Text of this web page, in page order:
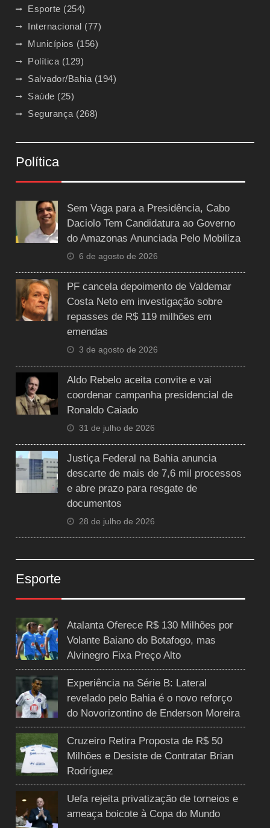
Esporte (254)
Internacional (77)
Municípios (156)
Política (129)
Salvador/Bahia (194)
Saúde (25)
Segurança (268)
Política
Sem Vaga para a Presidência, Cabo
Daciolo Tem Candidatura ao Governo
do Amazonas Anunciada Pelo Mobiliza
6 de agosto de 2026
PF cancela depoimento de Valdemar
Costa Neto em investigação sobre
repasses de R$ 119 milhões em
emendas
3 de agosto de 2026
Aldo Rebelo aceita convite e vai
coordenar campanha presidencial de
Ronaldo Caiado
31 de julho de 2026
Justiça Federal na Bahia anuncia
descarte de mais de 7,6 mil processos
e abre prazo para resgate de
documentos
28 de julho de 2026
Esporte
Atalanta Oferece R$ 130 Milhões por
Volante Baiano do Botafogo, mas
Alvinegro Fixa Preço Alto
Experiência na Série B: Lateral
revelado pelo Bahia é o novo reforço
do Novorizontino de Enderson Moreira
Cruzeiro Retira Proposta de R$ 50
Milhões e Desiste de Contratar Brian
Rodríguez
Uefa rejeita privatização de torneios e
ameaça boicote à Copa do Mundo